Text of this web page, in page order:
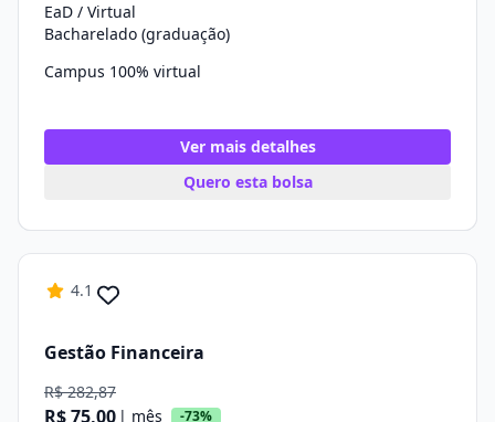
EaD / Virtual
Bacharelado (graduação)
Campus 100% virtual
Ver mais detalhes
Quero esta bolsa
4.1
Gestão Financeira
R$ 282,87
R$ 75,00 | mês -73%